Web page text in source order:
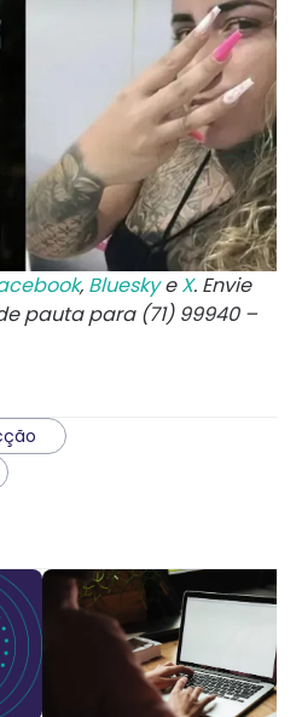
, BlueskyeX. Envie
pauta para (71) 99940 –